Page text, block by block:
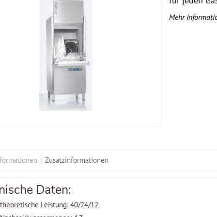
Mehr
Zusatzinformationen
Daten:
theoretische Leistung: 40/24/12